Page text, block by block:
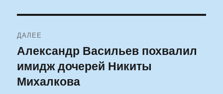
ДАЛЕЕ
Следующая
запись:
Александр Васильев похвалил
имидж дочерей Никиты
Михалкова